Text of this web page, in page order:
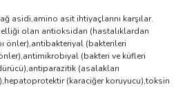
asidi,amino asit ihtiyaçlarını karşılar.
olan antioksidan (hastalıklardan
önler),antibakteriyal (bakterileri
(bakteri ve küfleri
(asalakları
(karaciğer koruyucu),toksin